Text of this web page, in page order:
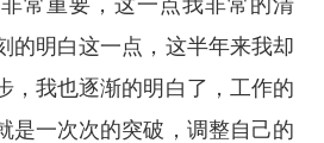
常重要，这一点我非常的清
的明白这一点，这半年来我却
，我也逐渐的明白了，工作的
是一次次的突破，调整自己的